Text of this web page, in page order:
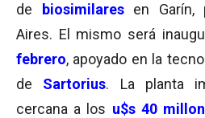
de biosimilaresen Garín,
Aires. El mismo será
febrero, apoyado en la
de Sartorius. La planta
cercana a los u$s 40